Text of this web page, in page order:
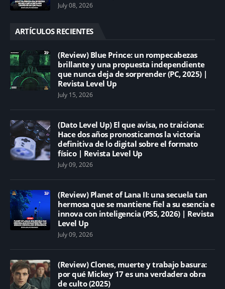
July 08, 2026
ARTÍCULOS RECIENTES
(Review) Blue Prince: un rompecabezas
brillante y una propuesta independiente
que nunca deja de sorprender (PC, 2025) |
Revista Level Up
July 15, 2026
(Dato Level Up) El que avisa, no traiciona:
Hace dos años pronosticamos la victoria
definitiva de lo digital sobre el formato
físico | Revista Level Up
July 09, 2026
(Review) Planet of Lana II: una secuela tan
hermosa que se mantiene fiel a su esencia e
innova con inteligencia (PS5, 2026) | Revista
Level Up
July 09, 2026
(Review) Clones, muerte y trabajo basura:
por qué Mickey 17 es una verdadera obra
de culto (2025)